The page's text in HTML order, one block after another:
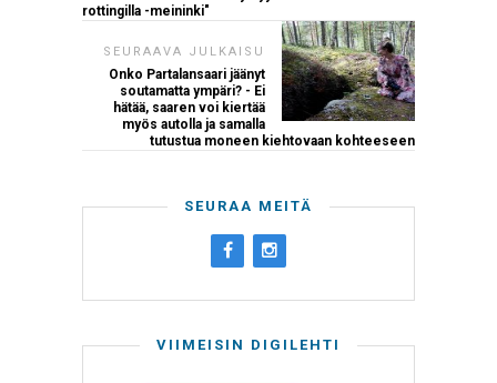
rottingilla -meininki"
SEURAAVA JULKAISU
Onko Partalansaari jäänyt
soutamatta ympäri? - Ei
hätää, saaren voi kiertää
myös autolla ja samalla
tutustua moneen kiehtovaan kohteeseen
SEURAA MEITÄ
VIIMEISIN DIGILEHTI